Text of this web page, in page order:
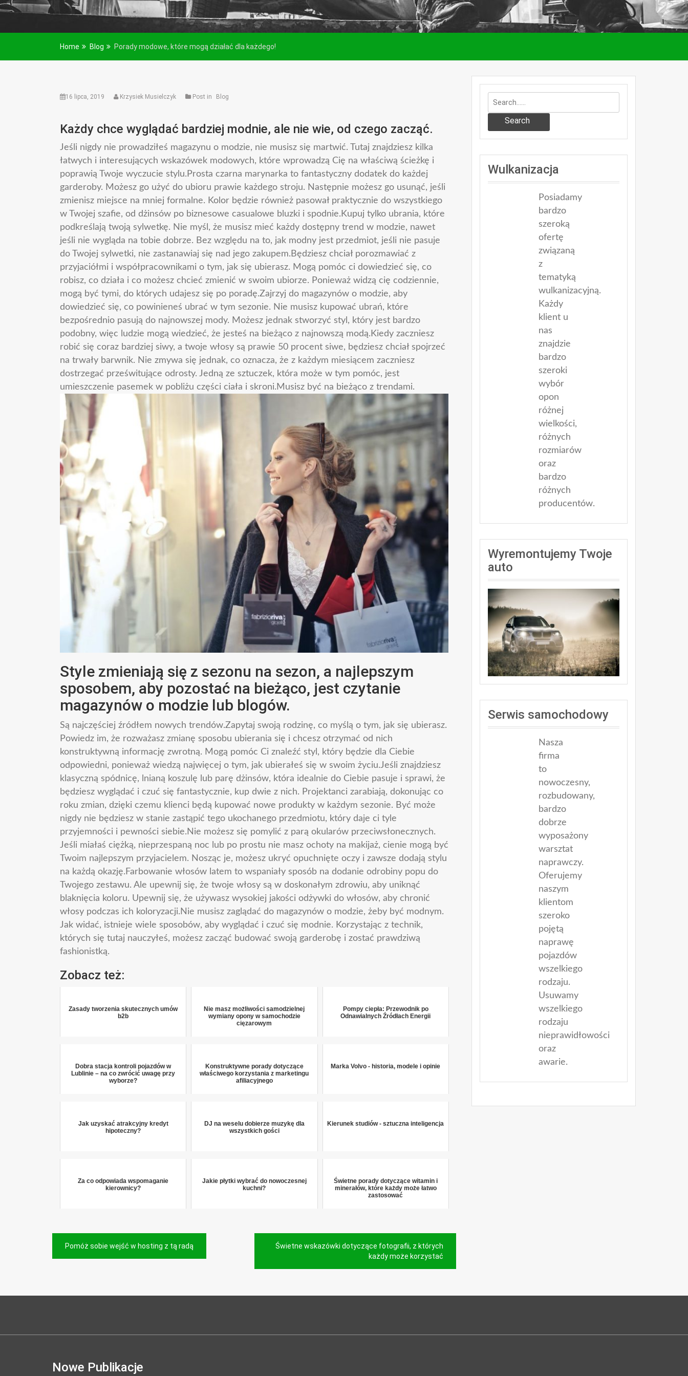
Home Blog Porady modowe, które mogą działać dla każdego!
16 lipca, 2019 Krzysiek Musielczyk Post in Blog
Każdy chce wyglądać bardziej modnie, ale nie wie, od czego zacząć.
Jeśli nigdy nie prowadziłeś magazynu o modzie, nie musisz się martwić. Tutaj znajdziesz kilka
łatwych i interesujących wskazówek modowych, które wprowadzą Cię na właściwą ścieżkę i
poprawią Twoje wyczucie stylu.Prosta czarna marynarka to fantastyczny dodatek do każdej
garderoby. Możesz go użyć do ubioru prawie każdego stroju. Następnie możesz go usunąć, jeśli
zmienisz miejsce na mniej formalne. Kolor będzie również pasował praktycznie do wszystkiego
w Twojej szafie, od dżinsów po biznesowe casualowe bluzki i spodnie.Kupuj tylko ubrania, które
podkreślają twoją sylwetkę. Nie myśl, że musisz mieć każdy dostępny trend w modzie, nawet
jeśli nie wygląda na tobie dobrze. Bez względu na to, jak modny jest przedmiot, jeśli nie pasuje
do Twojej sylwetki, nie zastanawiaj się nad jego zakupem.Będziesz chciał porozmawiać z
przyjaciółmi i współpracownikami o tym, jak się ubierasz. Mogą pomóc ci dowiedzieć się, co
robisz, co działa i co możesz chcieć zmienić w swoim ubiorze. Ponieważ widzą cię codziennie,
mogą być tymi, do których udajesz się po poradę.Zajrzyj do magazynów o modzie, aby
dowiedzieć się, co powinieneś ubrać w tym sezonie. Nie musisz kupować ubrań, które
bezpośrednio pasują do najnowszej mody. Możesz jednak stworzyć styl, który jest bardzo
podobny, więc ludzie mogą wiedzieć, że jesteś na bieżąco z najnowszą modą.Kiedy zaczniesz
robić się coraz bardziej siwy, a twoje włosy są prawie 50 procent siwe, będziesz chciał spojrzeć
na trwały barwnik. Nie zmywa się jednak, co oznacza, że ​​z każdym miesiącem zaczniesz
dostrzegać prześwitujące odrosty. Jedną ze sztuczek, która może w tym pomóc, jest
umieszczenie pasemek w pobliżu części ciała i skroni.Musisz być na bieżąco z trendami.
Style zmieniają się z sezonu na sezon, a najlepszym
sposobem, aby pozostać na bieżąco, jest czytanie
magazynów o modzie lub blogów.
Są najczęściej źródłem nowych trendów.Zapytaj swoją rodzinę, co myślą o tym, jak się ubierasz.
Powiedz im, że rozważasz zmianę sposobu ubierania się i chcesz otrzymać od nich
konstruktywną informację zwrotną. Mogą pomóc Ci znaleźć styl, który będzie dla Ciebie
odpowiedni, ponieważ wiedzą najwięcej o tym, jak ubierałeś się w swoim życiu.Jeśli znajdziesz
klasyczną spódnicę, lnianą koszulę lub parę dżinsów, która idealnie do Ciebie pasuje i sprawi, że
będziesz wyglądać i czuć się fantastycznie, kup dwie z nich. Projektanci zarabiają, dokonując co
roku zmian, dzięki czemu klienci będą kupować nowe produkty w każdym sezonie. Być może
nigdy nie będziesz w stanie zastąpić tego ukochanego przedmiotu, który daje ci tyle
przyjemności i pewności siebie.Nie możesz się pomylić z parą okularów przeciwsłonecznych.
Jeśli miałaś ciężką, nieprzespaną noc lub po prostu nie masz ochoty na makijaż, cienie mogą być
Twoim najlepszym przyjacielem. Nosząc je, możesz ukryć opuchnięte oczy i zawsze dodają stylu
na każdą okazję.Farbowanie włosów latem to wspaniały sposób na dodanie odrobiny popu do
Twojego zestawu. Ale upewnij się, że twoje włosy są w doskonałym zdrowiu, aby uniknąć
blaknięcia koloru. Upewnij się, że używasz wysokiej jakości odżywki do włosów, aby chronić
włosy podczas ich koloryzacji.Nie musisz zaglądać do magazynów o modzie, żeby być modnym.
Jak widać, istnieje wiele sposobów, aby wyglądać i czuć się modnie. Korzystając z technik,
których się tutaj nauczyłeś, możesz zacząć budować swoją garderobę i zostać prawdziwą
fashionistką.
Zobacz też:
Zasady tworzenia skutecznych umów
b2b
Nie masz możliwości samodzielnej
wymiany opony w samochodzie
cięzarowym
Pompy ciepła: Przewodnik po
Odnawialnych Źródłach Energii
Dobra stacja kontroli pojazdów w
Lublinie – na co zwrócić uwagę przy
wyborze?
Konstruktywne porady dotyczące
właściwego korzystania z marketingu
afiliacyjnego
Marka Volvo - historia, modele i opinie
Jak uzyskać atrakcyjny kredyt
hipoteczny?
DJ na weselu dobierze muzykę dla
wszystkich gości
Kierunek studiów - sztuczna inteligencja
Za co odpowiada wspomaganie
kierownicy?
Jakie płytki wybrać do nowoczesnej
kuchni?
Świetne porady dotyczące witamin i
minerałów, które każdy może łatwo
zastosować
Nawigacja
wpisu
Pomóż sobie wejść w hosting z tą radą
Świetne wskazówki dotyczące fotografii, z których
każdy może korzystać
Search
Wulkanizacja
Posiadamy
bardzo
szeroką
ofertę
związaną
z
tematyką
wulkanizacyjną.
Każdy
klient u
nas
znajdzie
bardzo
szeroki
wybór
opon
różnej
wielkości,
różnych
rozmiarów
oraz
bardzo
różnych
producentów.
Wyremontujemy Twoje
auto
Serwis samochodowy
Nasza
firma
to
nowoczesny,
rozbudowany,
bardzo
dobrze
wyposażony
warsztat
naprawczy.
Oferujemy
naszym
klientom
szeroko
pojętą
naprawę
pojazdów
wszelkiego
rodzaju.
Usuwamy
wszelkiego
rodzaju
nieprawidłowości
oraz
awarie.
Nowe Publikacje